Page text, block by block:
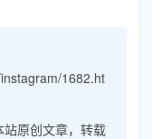
1682.ht
原创文章，转载